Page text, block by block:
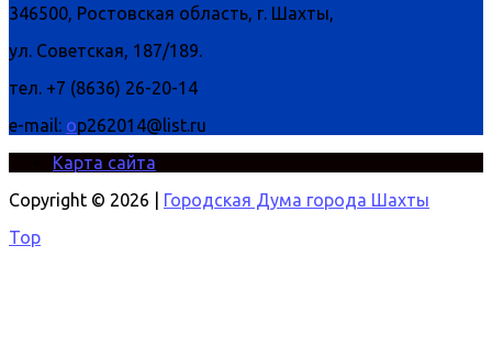
346500, Ростовская область, г. Шахты,
ул. Советская, 187/189.
тел. +7 (8636) 26-20-14
e-mail: op262014@list.ru
Карта сайта
Copyright © 2026 |
Городская Дума города Шахты
Top